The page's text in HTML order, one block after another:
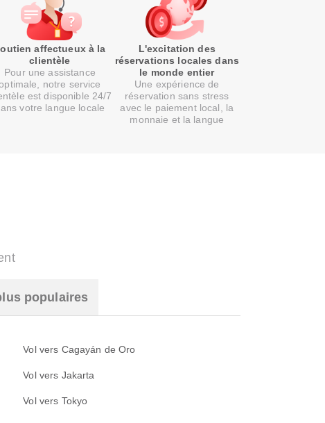
affectueux à la
clientèle
Pour une assistance
notre service
est disponible 24/7
votre langue locale
L'excitation des
réservations locales dans
le monde entier
Une expérience de
réservation sans stress
avec le paiement local, la
monnaie et la langue
populaires
Vol vers Cagayán de Oro
Vol vers Jakarta
Vol vers Tokyo